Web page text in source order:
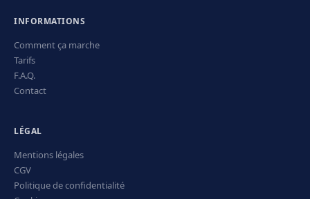
INFORMATIONS
Comment ça marche
Tarifs
F.A.Q.
Contact
LÉGAL
Mentions légales
CGV
Politique de confidentialité